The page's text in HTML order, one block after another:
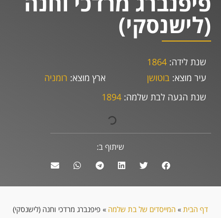
(לישנסקי)
שנת לידה: 1864
עיר מוצא: בוטושן ארץ מוצא: רומניה
שנת הגעה לבת שלמה: 1894
שיתוף ב:
דף הבית » המייסדים של בת שלמה » פיפנברג מרדכי וחנה (לישנסקי)